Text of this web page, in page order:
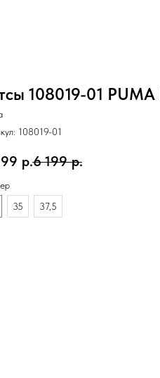
108019-01
108019-01
р.6 199 р.
35 37,5